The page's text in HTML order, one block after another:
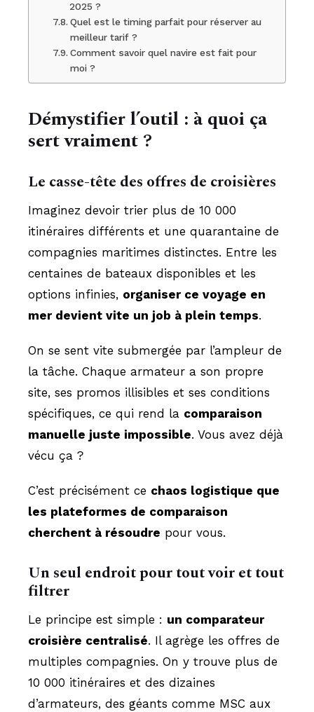
2025 ?
Quel est le timing parfait pour réserver au
meilleur tarif ?
Comment savoir quel navire est fait pour
moi ?
Démystifier l’outil : à quoi ça
sert vraiment ?
Le casse-tête des offres de croisières
Imaginez devoir trier plus de 10 000
itinéraires différents et une quarantaine de
compagnies maritimes distinctes. Entre les
centaines de bateaux disponibles et les
options infinies, organiser ce voyage en
mer devient vite un job à plein temps.
On se sent vite submergée par l’ampleur de
la tâche. Chaque armateur a son propre
site, ses promos illisibles et ses conditions
spécifiques, ce qui rend la comparaison
manuelle juste impossible. Vous avez déjà
vécu ça ?
C’est précisément ce chaos logistique que
les plateformes de comparaison
cherchent à résoudre pour vous.
Un seul endroit pour tout voir et tout
filtrer
Le principe est simple : un comparateur
croisière centralisé. Il agrège les offres de
multiples compagnies. On y trouve plus de
10 000 itinéraires et des dizaines
d’armateurs, des géants comme MSC aux